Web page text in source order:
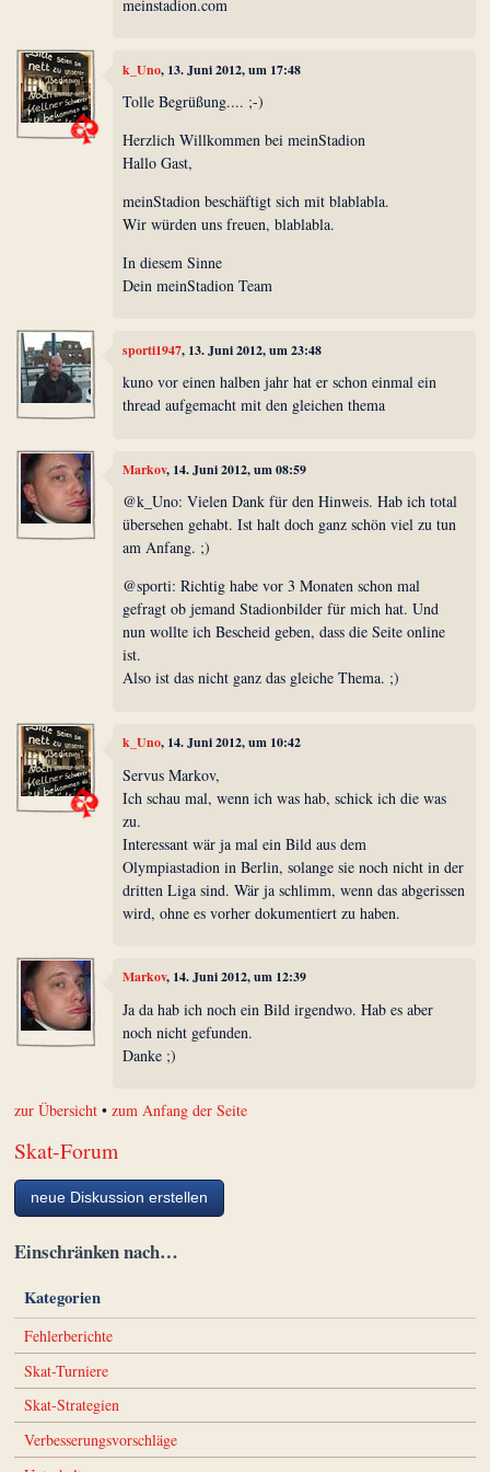
meinstadion.com
k_Uno, 13. Juni 2012, um 17:48
Tolle Begrüßung.... ;-)
Herzlich Willkommen bei meinStadion
Hallo Gast,
meinStadion beschäftigt sich mit blablabla.
Wir würden uns freuen, blablabla.
In diesem Sinne
Dein meinStadion Team
sporti1947, 13. Juni 2012, um 23:48
kuno vor einen halben jahr hat er schon einmal ein
thread aufgemacht mit den gleichen thema
Markov, 14. Juni 2012, um 08:59
@k_Uno: Vielen Dank für den Hinweis. Hab ich total
übersehen gehabt. Ist halt doch ganz schön viel zu tun
am Anfang. ;)
@sporti: Richtig habe vor 3 Monaten schon mal
gefragt ob jemand Stadionbilder für mich hat. Und
nun wollte ich Bescheid geben, dass die Seite online
ist.
Also ist das nicht ganz das gleiche Thema. ;)
k_Uno, 14. Juni 2012, um 10:42
Servus Markov,
Ich schau mal, wenn ich was hab, schick ich die was
zu.
Interessant wär ja mal ein Bild aus dem
Olympiastadion in Berlin, solange sie noch nicht in der
dritten Liga sind. Wär ja schlimm, wenn das abgerissen
wird, ohne es vorher dokumentiert zu haben.
Markov, 14. Juni 2012, um 12:39
Ja da hab ich noch ein Bild irgendwo. Hab es aber
noch nicht gefunden.
Danke ;)
zur Übersicht •zum Anfang der Seite
Skat-Forum
neue Diskussion erstellen
Einschränken nach…
Kategorien
Fehlerberichte
Skat-Turniere
Skat-Strategien
Verbesserungsvorschläge